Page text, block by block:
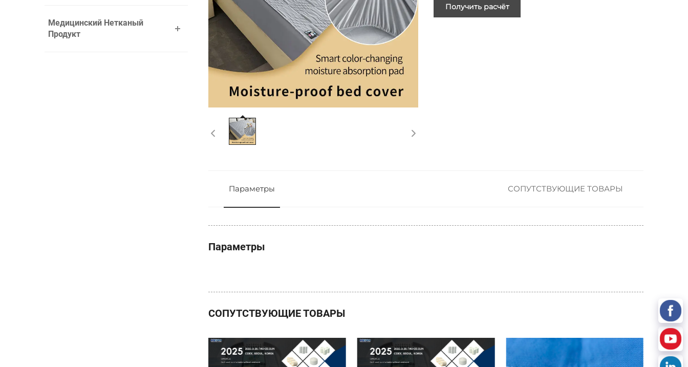
Медицинский Нетканый
Продукт
Получить расчёт
Параметры СОПУТСТВУЮЩИЕ ТОВАРЫ
Параметры
СОПУТСТВУЮЩИЕ ТОВАРЫ